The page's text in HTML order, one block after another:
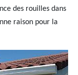
des rouilles dans
raison pour la